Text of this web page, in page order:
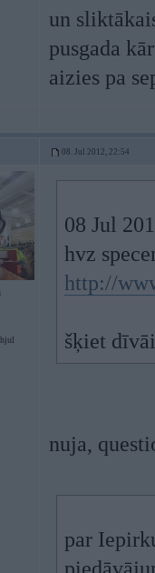
un
pusgada
aizies pa
08. Jul 2012, 22:54
08 Jul
hvz
http://
šķiet
nuja,
par